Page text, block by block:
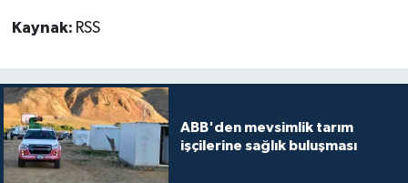
Kaynak: RSS
ABB'den mevsimlik tarım
işçilerine sağlık buluşması